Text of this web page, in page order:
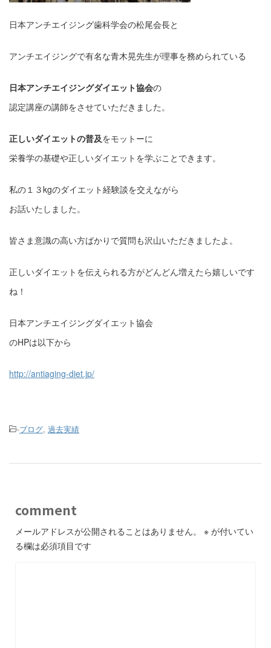
日本アンチエイジング歯科学会の松尾会長と
アンチエイジングで有名な青木晃先生が理事を務められている
日本アンチエイジングダイエット協会の
認定講座の講師をさせていただきました。
正しいダイエットの普及をモットーに
栄養学の基礎や正しいダイエットを学ぶことできます。
私の１３kgのダイエット経験談を交えながら
お話いたしました。
皆さま意識の高い方ばかりで質問も沢山いただきましたよ。
正しいダイエットを伝えられる方がどんどん増えたら嬉しいです
ね！
日本アンチエイジングダイエット協会
のHPは以下から
http://antiaging-diet.jp/
-ブログ, 過去実績
comment
メールアドレスが公開されることはありません。 ※ が付いてい
る欄は必須項目です